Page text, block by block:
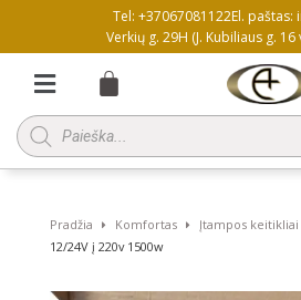
turinio
Tel: +37067081122El. paštas:
Verkių g. 29H (J. Kubiliaus g.
Menu
Products
search
Pradžia Komfortas Įtampos keitikliai
12/24V į 220v 1500w